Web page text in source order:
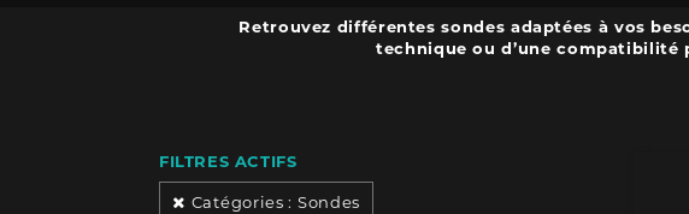
Retrouvez différentes sondes adaptées à vos
technique ou d’une compatibilité
FILTRES ACTIFS
Catégories : Sondes